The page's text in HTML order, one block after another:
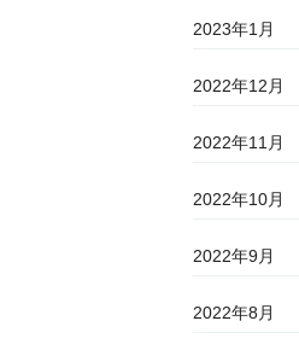
2023年1月
2022年12月
2022年11月
2022年10月
2022年9月
2022年8月